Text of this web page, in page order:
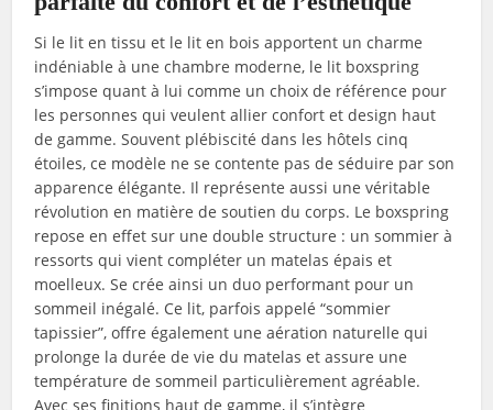
Si le lit en tissu et le lit en bois apportent un charme
indéniable à une chambre moderne, le lit boxspring
s’impose quant à lui comme un choix de référence pour
les personnes qui veulent allier confort et design haut
de gamme. Souvent plébiscité dans les hôtels cinq
étoiles, ce modèle ne se contente pas de séduire par son
apparence élégante. Il représente aussi une véritable
révolution en matière de soutien du corps. Le boxspring
repose en effet sur une double structure : un sommier à
ressorts qui vient compléter un matelas épais et
moelleux. Se crée ainsi un duo performant pour un
sommeil inégalé. Ce lit, parfois appelé “sommier
tapissier”, offre également une aération naturelle qui
prolonge la durée de vie du matelas et assure une
température de sommeil particulièrement agréable.
Avec ses finitions haut de gamme, il s’intègre